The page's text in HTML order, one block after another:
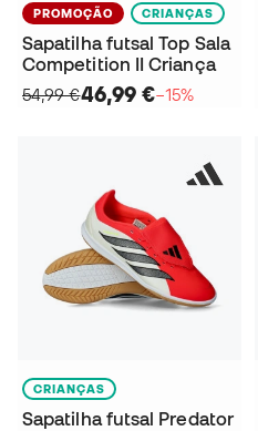
PROMOÇÃO CRIANÇAS
Sapatilha futsal Top Sala
Competition II Criança
54,99 €46,99 €−15%
CRIANÇAS
Sapatilha futsal Predator